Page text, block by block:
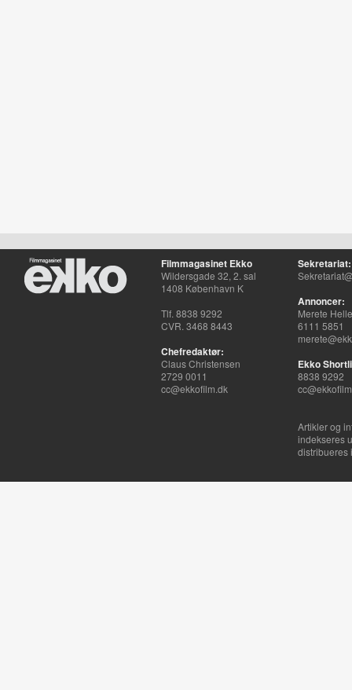
Filmmagasinet Ekko
Wildersgade 32, 2. sal
1408 København K
Tlf. 8838 9292
CVR. 3468 8443
Chefredaktør:
Claus Christensen
2729 0011
cc@ekkofilm.dk
Sekretariat:
Annoncer:
Merete
6111 5851
Ekko
8838 9292
Artikler og
indekseres
distribueres